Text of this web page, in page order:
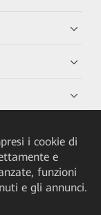
i cookie di
e
funzioni
e gli annunci.